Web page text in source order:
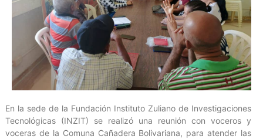
En la sede de la Fundación Instituto Zuliano de Investigaciones
Tecnológicas (INZIT) se realizó una reunión con voceros y
voceras de la Comuna Cañadera Bolivariana, para atender las